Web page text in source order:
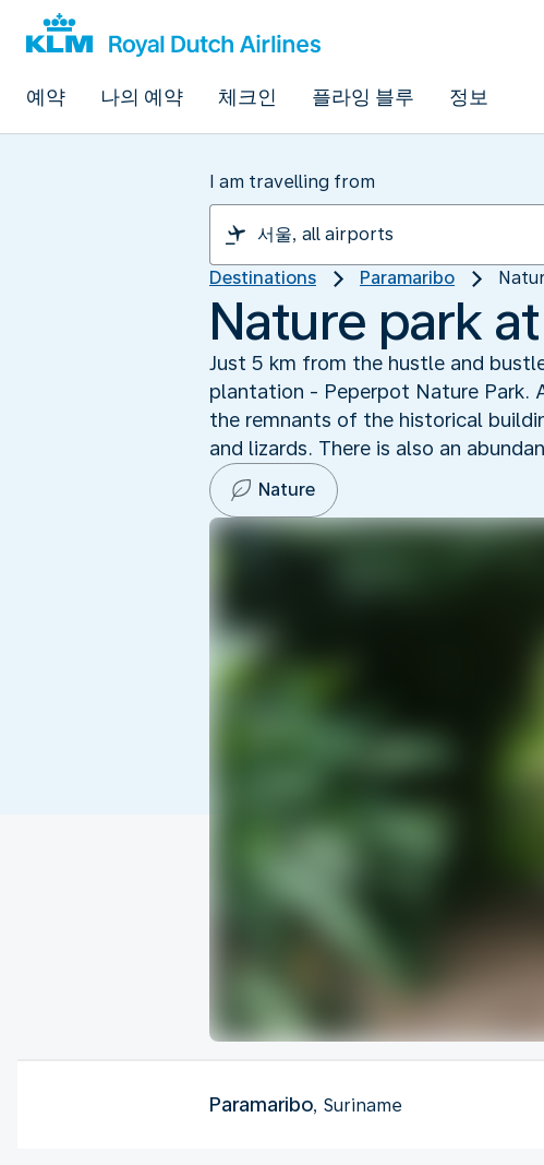
예약 나의 예약 체크인 플라잉 블루 정보
I am travelling from
Destinations Paramaribo
Nature park
Just 5 km from the hustle and
plantation - Peperpot Nature Park.
the remnants of the historical
and lizards. There is also an
Nature
Paramaribo, Suriname